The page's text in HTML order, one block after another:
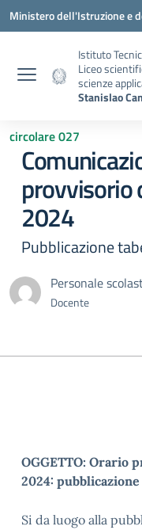
Vai ai contenuti
Vai al menu di navigazione
Vai al footer
Ministero dell'Istruzione e
Istituto
Liceo
scienze
Stanislao
circolare 027
provvisorio
2024
Pubblicazione
Personale
Docente
OGGETTO: Orario
2024:
Si da luogo alla